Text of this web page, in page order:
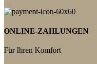
ONLINE-ZAHLUNGEN
Für Ihren Komfort